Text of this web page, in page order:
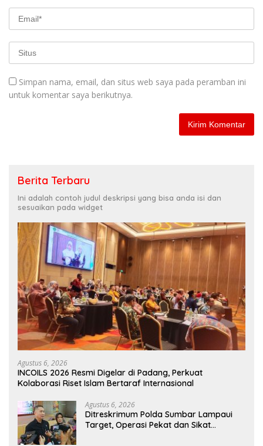
Simpan nama, email, dan situs web saya pada peramban ini
untuk komentar saya berikutnya.
Berita Terbaru
Ini adalah contoh judul deskripsi yang bisa anda isi dan
sesuaikan pada widget
Agustus 6, 2026
INCOILS 2026 Resmi Digelar di Padang, Perkuat
Kolaborasi Riset Islam Bertaraf Internasional
Agustus 6, 2026
Ditreskrimum Polda Sumbar Lampaui
Target, Operasi Pekat dan Sikat